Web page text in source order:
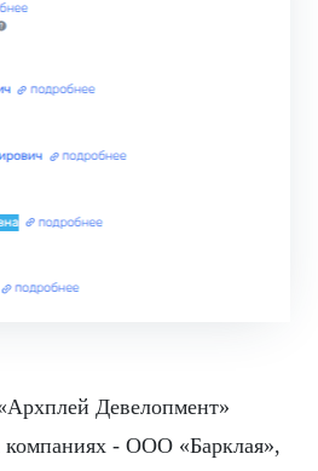
Девелопмент»
компаниях - ООО «Барклая»,